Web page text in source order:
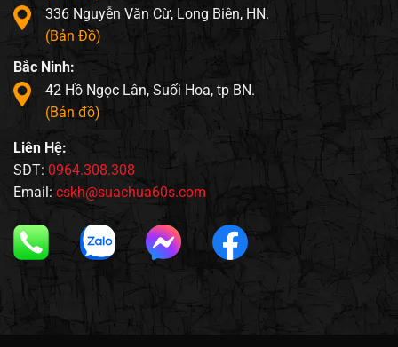
336 Nguyễn Văn Cừ, Long Biên, HN.
(Bản Đồ)
Bắc Ninh:
42 Hồ Ngọc Lân, Suối Hoa, tp BN.
(Bản đồ)
Liên Hệ:
SĐT: 0964.308.308
Email: cskh@suachua60s.com